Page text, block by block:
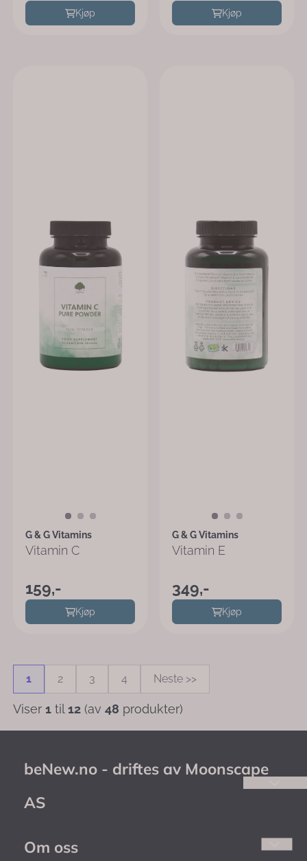
Kjøp Kjøp
G & G Vitamins
Vitamin C
159,-
Kjøp
G & G Vitamins
Vitamin E
349,-
Kjøp
1 2 3 4 Neste >>
Viser 1til 12(av 48 produkter)
beNew.no - driftes av Moonscape
AS
beNew ble startet i 2016 av entusiaster
Om oss